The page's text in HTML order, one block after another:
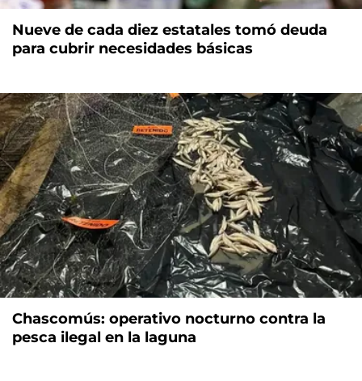
Nueve de cada diez estatales tomó deuda
para cubrir necesidades básicas
Chascomús: operativo nocturno contra la
pesca ilegal en la laguna